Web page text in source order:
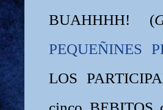
BUAHHHH! (
PEQUEÑINES
LOS